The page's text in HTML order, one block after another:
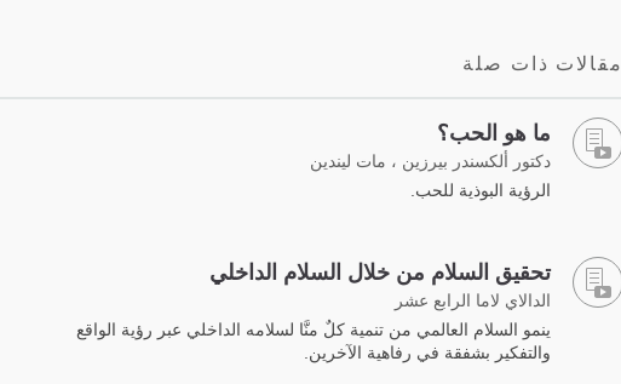
مقالات ذات صلة
ما هو الحب؟
دكتور ألكسندر بيرزين ، مات ليندين
الرؤية البوذية للحب.
تحقيق السلام من خلال السلام الداخلي
الدالاي لاما الرابع عشر
ينمو السلام العالمي من تنمية كلٌ منَّا لسلامه الداخلي عبر رؤية الواقع
والتفكير بشفقة في رفاهية الآخرين.